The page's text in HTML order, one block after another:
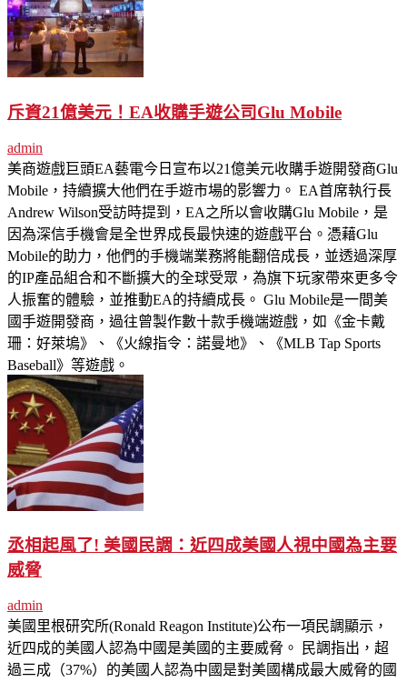
斥資21億美元！EA收購手遊公司Glu Mobile
admin
美商遊戲巨頭EA藝電今日宣布以21億美元收購手遊開發商Glu
Mobile，持續擴大他們在手遊市場的影響力。 EA首席執行長
Andrew Wilson受訪時提到，EA之所以會收購Glu Mobile，是
因為深信手機會是全世界成長最快速的遊戲平台。憑藉Glu
Mobile的助力，他們的手機端業務將能翻倍成長，並透過深厚
的IP產品組合和不斷擴大的全球受眾，為旗下玩家帶來更多令
人振奮的體驗，並推動EA的持續成長。 Glu Mobile是一間美
國手遊開發商，過往曾製作數十款手機端遊戲，如《金卡戴
珊：好萊塢》、《火線指令：諾曼地》、《MLB Tap Sports
Baseball》等遊戲。
丞相起風了! 美國民調：近四成美國人視中國為主要
威脅
admin
美國里根研究所(Ronald Reagon Institute)公布一項民調顯示，
近四成的美國人認為中國是美國的主要威脅。 民調指出，超
過三成（37%）的美國人認為中國是對美國構成最大威脅的國